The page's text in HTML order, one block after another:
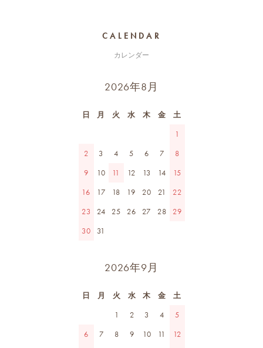
CALENDAR
カレンダー
2026年8月
日 月 火 水 木 金
土
1
2
3 4 5 6 7
8
9
10 11 12 13 14
15
16
17 18 19 20 21
22
23
24 25 26 27 28
29
30
31
2026年9月
日 月 火 水 木 金
土
1
2 3 4
5
6
7 8 9 10 11
12